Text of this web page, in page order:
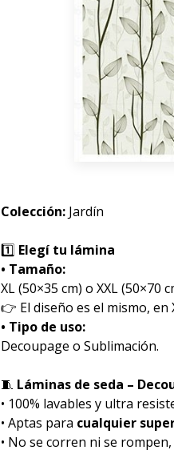
Colección: Jardín
1️⃣ Elegí tu lámina
• Tamaño:
XL (50×35 cm) o XXL (50×70
👉 El diseño es el mismo, en
• Tipo de uso:
Decoupage o Sublimación.
🧵 Láminas de seda –
• 100% lavables y ultra
• Aptas para cualquier
• No se corren ni se